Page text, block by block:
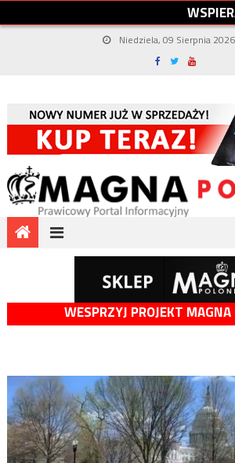
WSPIER
Niedziela, 09 Sierpnia 2026
WESPRZYJ PROJEKT